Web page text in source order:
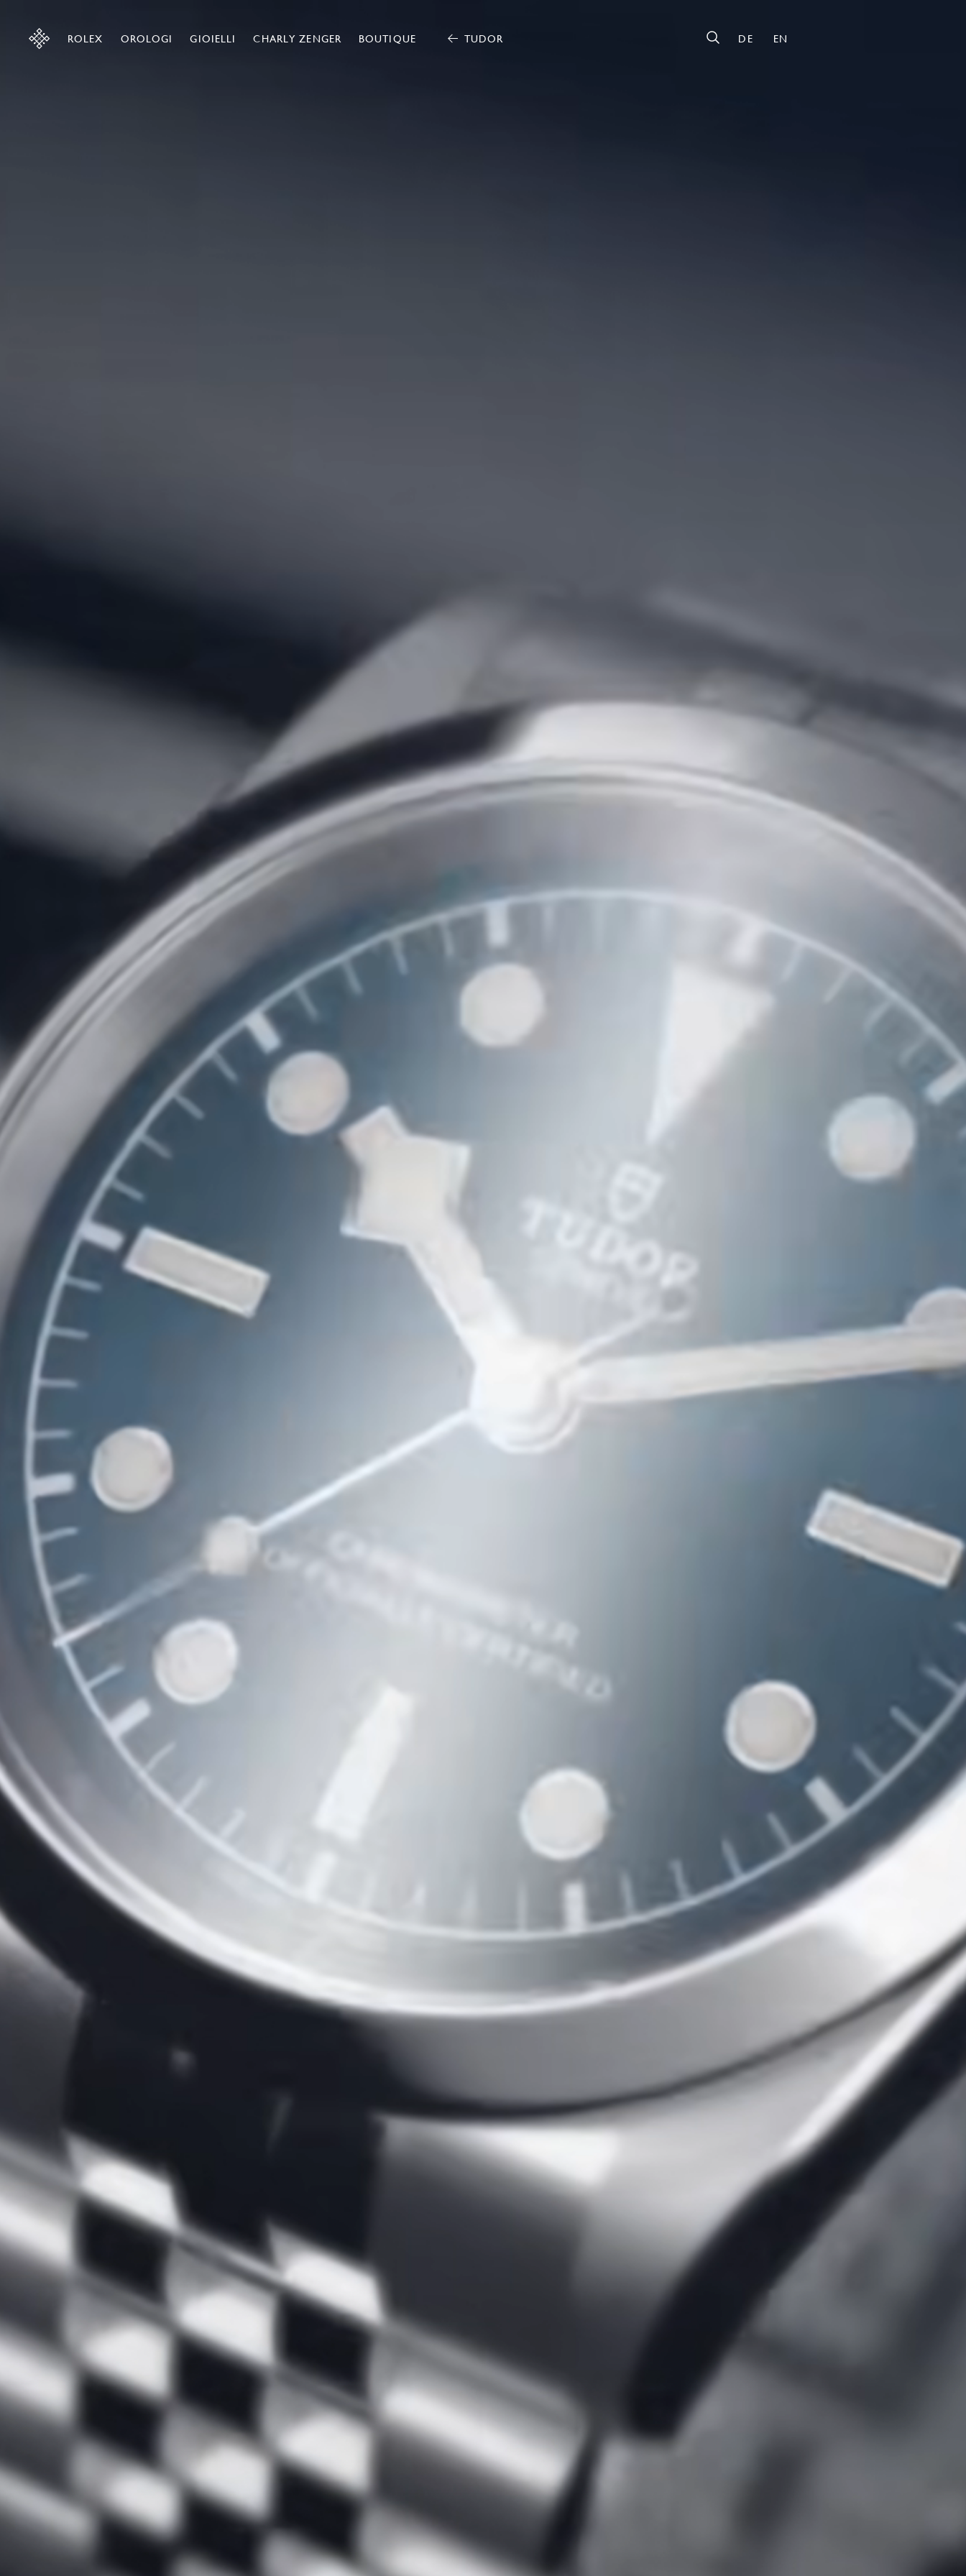
ROLEX OROLOGI GIOIELLI CHARLY ZENGER BOUTIQUE TUDOR DE EN